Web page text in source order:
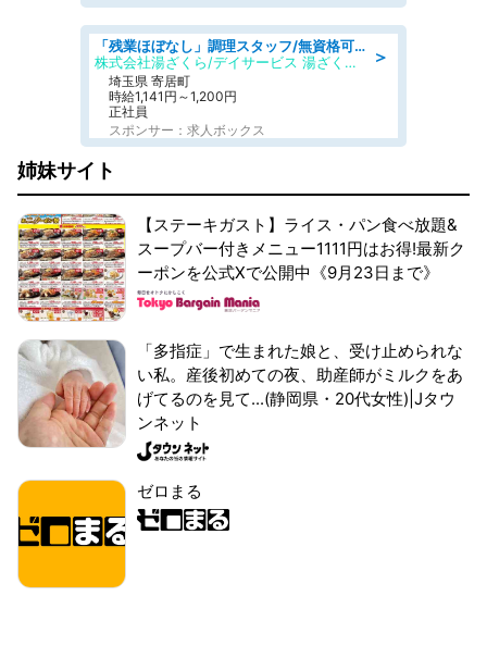
＞
「残業ほぼなし」調理スタッフ/無資格可/正職員/日勤のみ/デイサービス/社会保障完備
株式会社湯ざくら/デイサービス 湯ざくらケアリゾート
埼玉県 寄居町
時給1,141円～1,200円
正社員
スポンサー：求人ボックス
姉妹サイト
【ステーキガスト】ライス・パン食べ放題&
スープバー付きメニュー1111円はお得!最新ク
ーポンを公式Xで公開中《9月23日まで》
「多指症」で生まれた娘と、受け止められな
い私。産後初めての夜、助産師がミルクをあ
げてるのを見て...(静岡県・20代女性)|Jタウ
ンネット
ゼロまる